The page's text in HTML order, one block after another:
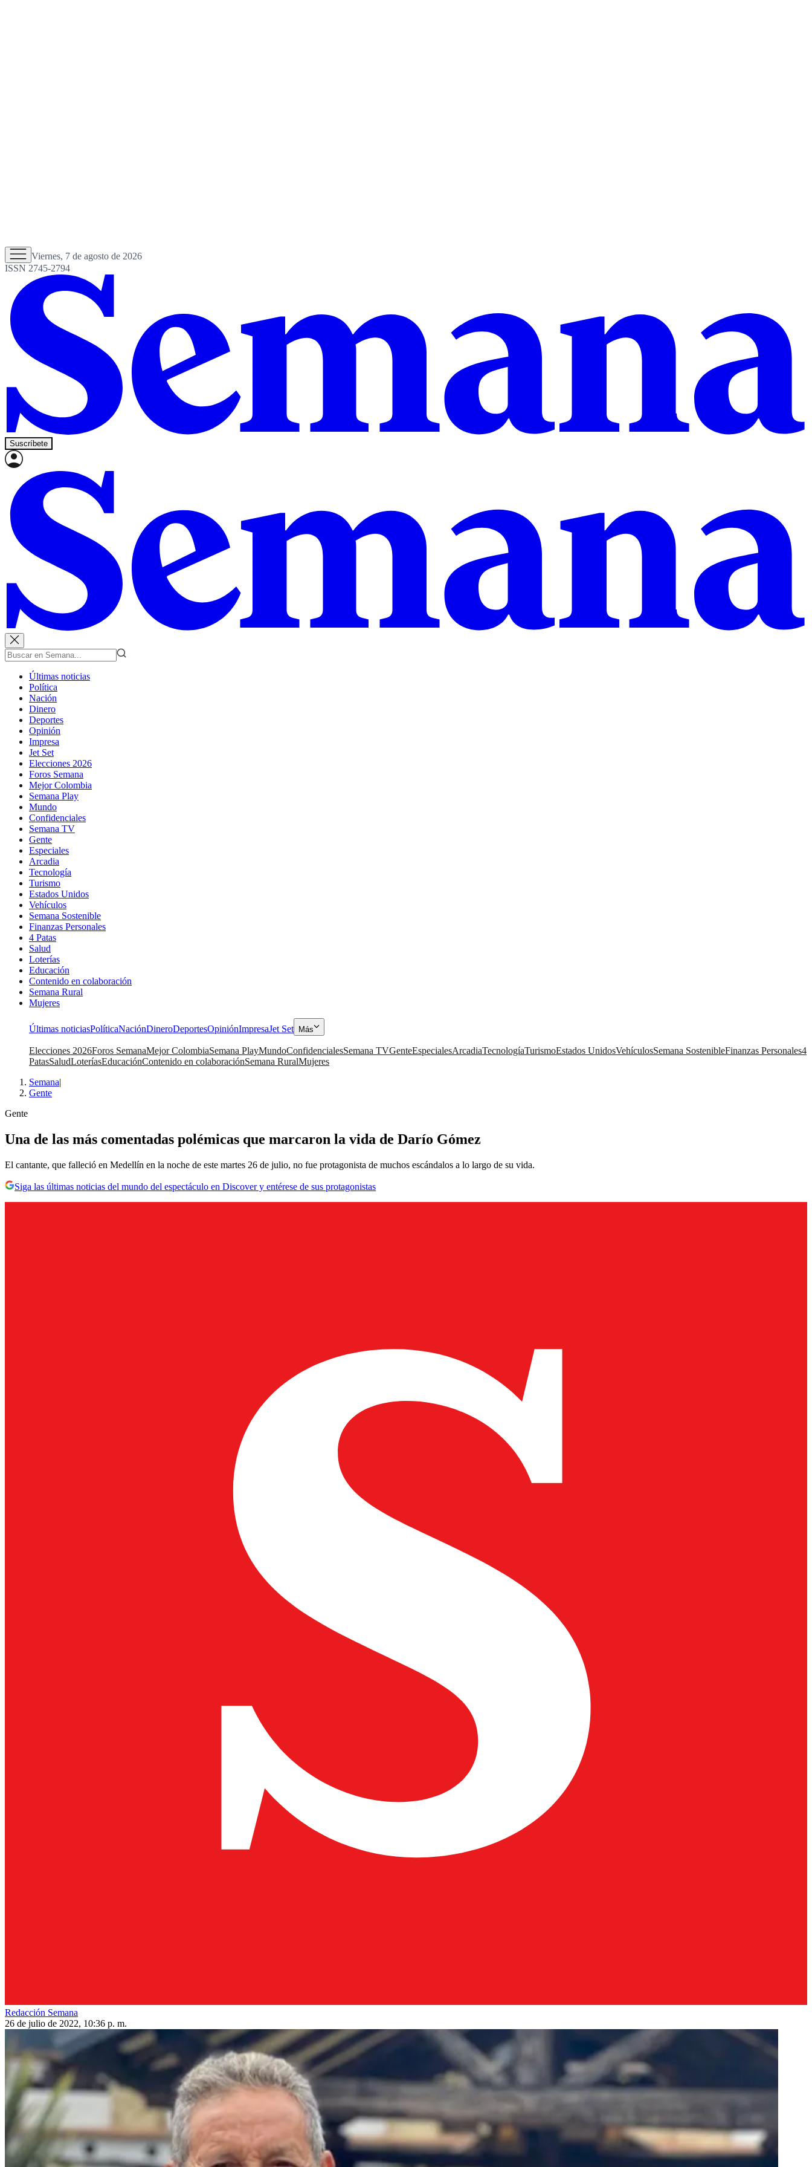
Viernes, 7 de agosto de 2026
ISSN 2745-2794
Suscríbete
Últimas noticias
Política
Nación
Dinero
Deportes
Opinión
Impresa
Jet Set
Elecciones 2026
Foros Semana
Mejor Colombia
Semana Play
Mundo
Confidenciales
Semana TV
Gente
Especiales
Arcadia
Tecnología
Turismo
Estados Unidos
Vehículos
Semana Sostenible
Finanzas Personales
4 Patas
Salud
Loterías
Educación
Contenido en colaboración
Semana Rural
Mujeres
Últimas noticiasPolíticaNaciónDineroDeportesOpiniónImpresaJet Set Más
Elecciones 2026Foros SemanaMejor ColombiaSemana PlayMundoConfidencialesSemana TVGenteEspecialesArcadiaTecnologíaTurismoEstados UnidosVehículosSemana SostenibleFinanzas Personales4
PatasSaludLoteríasEducaciónContenido en colaboraciónSemana RuralMujeres
Semana|
Gente
Gente
Una de las más comentadas polémicas que marcaron la vida de Darío Gómez
El cantante, que falleció en Medellín en la noche de este martes 26 de julio, no fue protagonista de muchos escándalos a lo largo de su vida.
Siga las últimas noticias del mundo del espectáculo en Discover y entérese de sus protagonistas
Redacción Semana
26 de julio de 2022, 10:36 p. m.